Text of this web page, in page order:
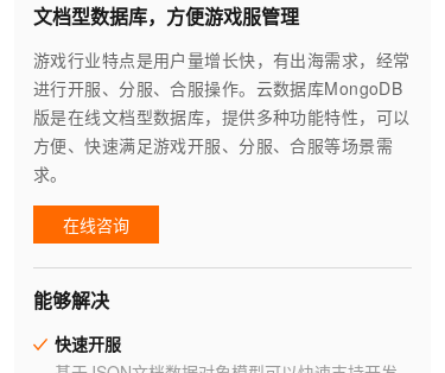
文档型数据库，方便游戏服管理
游戏行业特点是用户量增长快，有出海需求，经常
进行开服、分服、合服操作。云数据库MongoDB
版是在线文档型数据库，提供多种功能特性，可以
方便、快速满足游戏开服、分服、合服等场景需
求。
在线咨询
能够解决
快速开服